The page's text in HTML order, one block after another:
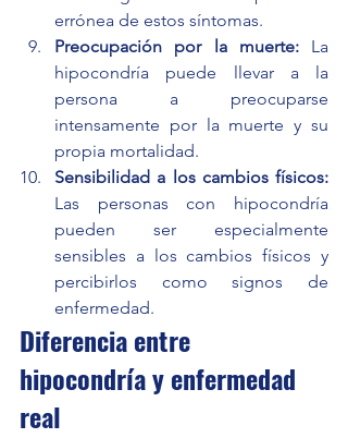
errónea de estos síntomas.
Preocupación por la muerte: La
hipocondría puede llevar a la
persona a preocuparse
intensamente por la muerte y su
propia mortalidad.
Sensibilidad a los cambios físicos:
Las personas con hipocondría
pueden ser especialmente
sensibles a los cambios físicos y
percibirlos como signos de
enfermedad.
Diferencia entre
hipocondría y enfermedad
real